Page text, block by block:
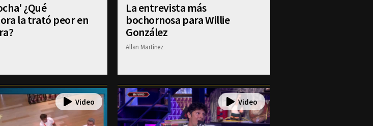
¿Qué
la trató peor en
La entrevista más
bochornosa para Willie
González
Allan Martinez